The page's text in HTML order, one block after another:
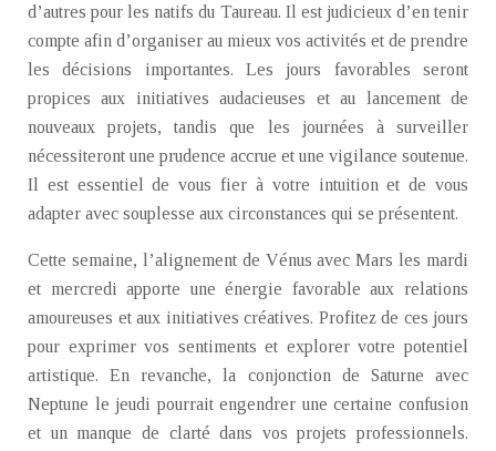
d’autres pour les natifs du Taureau. Il est judicieux d’en tenir
compte afin d’organiser au mieux vos activités et de prendre
les décisions importantes. Les jours favorables seront
propices aux initiatives audacieuses et au lancement de
nouveaux projets, tandis que les journées à surveiller
nécessiteront une prudence accrue et une vigilance soutenue.
Il est essentiel de vous fier à votre intuition et de vous
adapter avec souplesse aux circonstances qui se présentent.
Cette semaine, l’alignement de Vénus avec Mars les mardi
et mercredi apporte une énergie favorable aux relations
amoureuses et aux initiatives créatives. Profitez de ces jours
pour exprimer vos sentiments et explorer votre potentiel
artistique. En revanche, la conjonction de Saturne avec
Neptune le jeudi pourrait engendrer une certaine confusion
et un manque de clarté dans vos projets professionnels.